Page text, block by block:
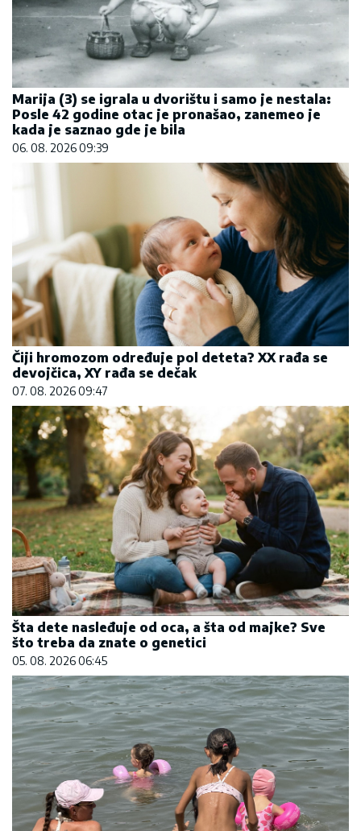
Marija (3) se igrala u dvorištu i samo je nestala:
Posle 42 godine otac je pronašao, zanemeo je
kada je saznao gde je bila
06. 08. 2026 09:39
Čiji hromozom određuje pol deteta? XX rađa se
devojčica, XY rađa se dečak
07. 08. 2026 09:47
Šta dete nasleđuje od oca, a šta od majke? Sve
što treba da znate o genetici
05. 08. 2026 06:45